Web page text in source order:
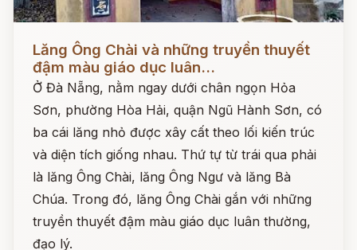
Lăng Ông Chài và những truyền thuyết
đậm màu giáo dục luân...
Ở Đà Nẵng, nằm ngay dưới chân ngọn Hỏa
Sơn, phường Hòa Hải, quận Ngũ Hành Sơn, có
ba cái lăng nhỏ được xây cất theo lối kiến trúc
và diện tích giống nhau. Thứ tự từ trái qua phải
là lăng Ông Chài, lăng Ông Ngư và lăng Bà
Chúa. Trong đó, lăng Ông Chài gắn với những
truyền thuyết đậm màu giáo dục luân thường,
đạo lý.